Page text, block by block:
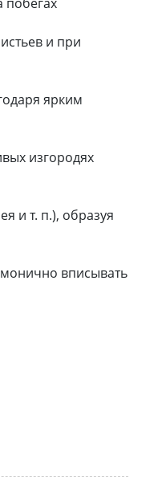
и при
ярким
изгородях
и т. п.), образуя
вписывать